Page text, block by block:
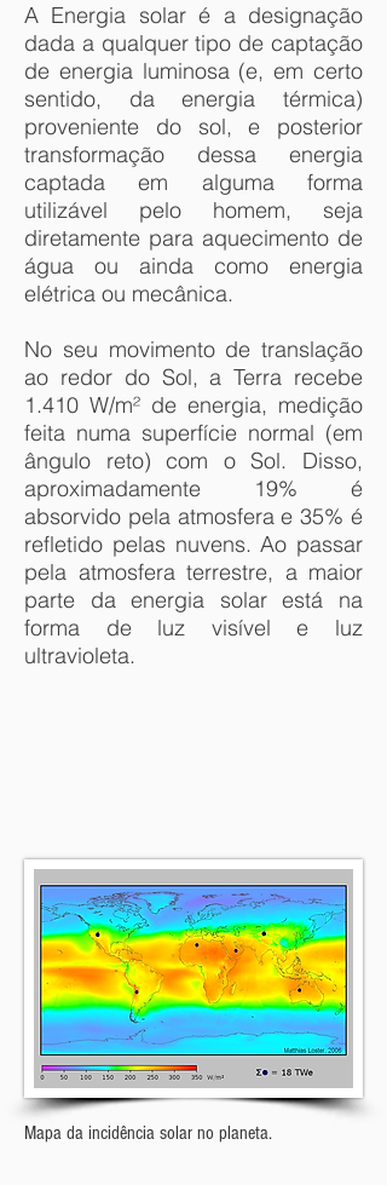
A Energia solar é a designação
dada a qualquer tipo de captação
de energia luminosa (e, em certo
sentido, da energia térmica)
proveniente do sol, e posterior
transformação dessa energia
captada em alguma forma
utilizável pelo homem, seja
diretamente para aquecimento de
água ou ainda como energia
elétrica ou mecânica.
No seu movimento de translação
ao redor do Sol, a Terra recebe
1.410 W/m² de energia, medição
feita numa superfície normal (em
ângulo reto) com o Sol. Disso,
aproximadamente 19% é
absorvido pela atmosfera e 35% é
refletido pelas nuvens. Ao passar
pela atmosfera terrestre, a maior
parte da energia solar está na
forma de luz visível e luz
ultravioleta.
Mapa da incidência solar no planeta.